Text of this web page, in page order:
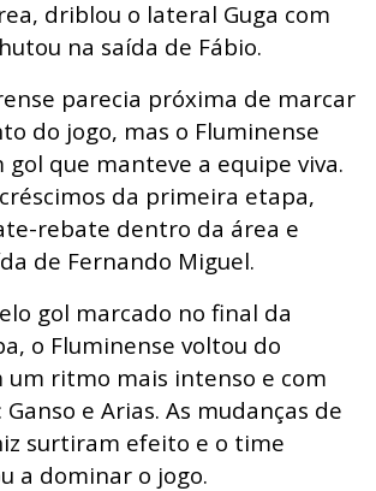
driblou o lateral Guga com
na saída de Fábio.
parecia próxima de marcar
do jogo, mas o Fluminense
gol que manteve a equipe viva.
da primeira etapa,
rebate dentro da área e
de Fernando Miguel.
gol marcado no final da
o Fluminense voltou do
um ritmo mais intenso e com
e Arias. As mudanças de
surtiram efeito e o time
a dominar o jogo.